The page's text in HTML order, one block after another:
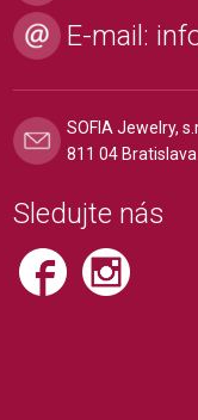
E-mail:
SOFIA Jewelry,
811 04 Bratislava
Sledujte nás